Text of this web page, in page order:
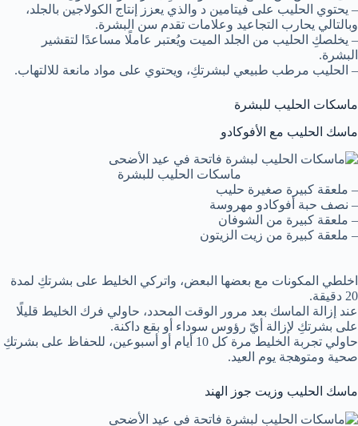
– يحتوي الحليب على فيتامين د والذي يعزز إنتاج الكولاجين بالجلد،
وبالتالي يحارب التجاعيد وعلامات تقدم سن البشرة.
– يخلصكِ الحليب من الجلد الميت ويُعتبر عاملًا مساعدًا لتقشير
البشرة.
– الحليب مرطب طبيعي لبشرتكِ، ويحتوي على مواد مانعة للالتهاب.
ماسكات الحليب للبشرة
ماسك الحليب مع الأفوكادو
ماسكات الحليب للبشرة
– ملعقة كبيرة صغيرة حليب
– نصف حبة أفوكادو مهروسة
– ملعقة كبيرة من الشوفان
– ملعقة كبيرة من زيت الزيتون
اخلطي المكونات مع بعضها البعض، واتركي الخليط على بشرتكِ لمدة
20 دقيقة.
عند إزالة الماسك بعد مرور الوقت المحدد، حاولي فرك الخليط قليلًا
على بشرتكِ لإزالة أيّ رؤوس سوداء أو بقع داكنة.
حاولي تجربة الخليط مرة كل 10 أيام أو أسبوعين، للحفاظ على بشرتكِ
صحية ومتوهجة يوم العيد.
ماسك الحليب وزيت جوز الهند